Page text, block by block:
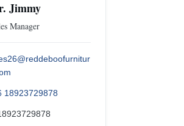
Jimmy
Manager
18923729878